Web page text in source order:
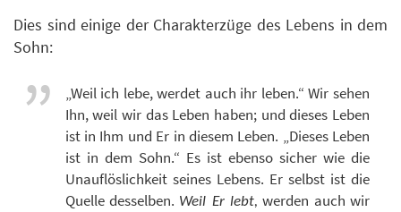
Dies sind einige der Charakterzüge des Lebens in dem
Sohn:
„Weil ich lebe, werdet auch ihr leben.“ Wir sehen
Ihn, weil wir das Leben haben; und dieses Leben
ist in Ihm und Er in diesem Leben. „Dieses Leben
ist in dem Sohn.“ Es ist ebenso sicher wie die
Unauflöslichkeit seines Lebens. Er selbst ist die
Quelle desselben. Weil Er lebt, werden auch wir